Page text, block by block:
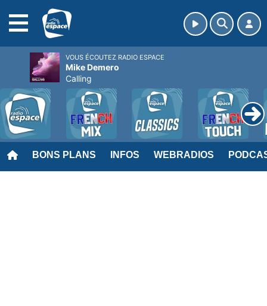
BONS PLANS INFOS WEBRADIOS
VOUS ÉCOUTEZ RADIO ESPACE
Mike Demero
Calling